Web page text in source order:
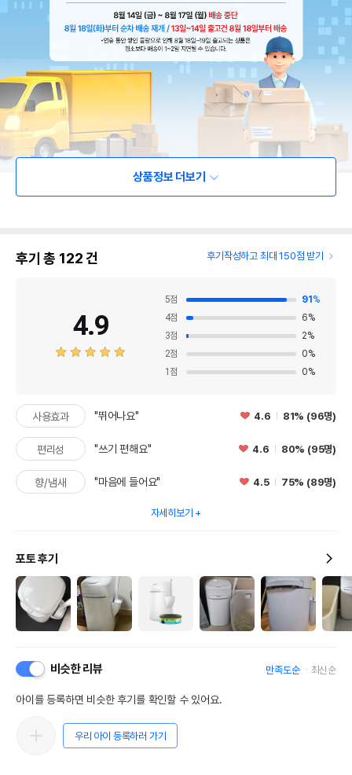
상품정보 더보기
후기 총 122건 후기작성하고 최대 150점 받기
4.9
5점 91 %
4점 6%
3점 2%
2점 0%
1 점 0%
사용효과 "뛰어나요" 4.6 81% (96명)
편리성 "쓰기 편해요" 4.6 80% (95명)
향/냄새 "마음에 들어요" 4.5 75% (89명)
자세히보기
포토 후기
비슷한 리뷰 만족도순 최신순
아이를 등록하면 비슷한 후기를 확인할 수 있어요.
우리 아이 등록하러 가기